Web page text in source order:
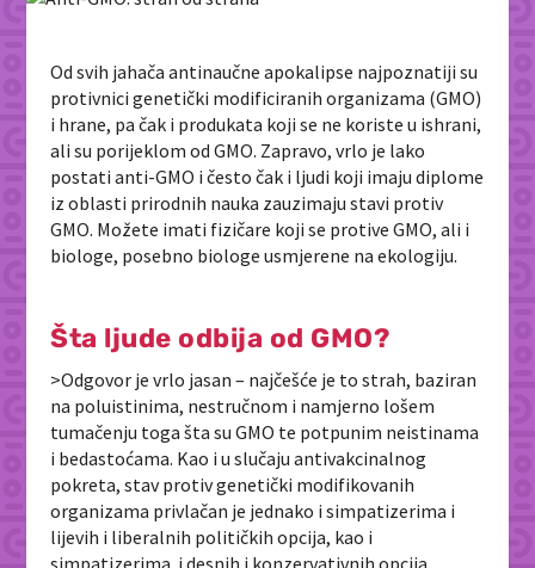
Od svih jahača antinaučne apokalipse najpoznatiji su
protivnici genetički modificiranih organizama (GMO)
i hrane, pa čak i produkata koji se ne koriste u ishrani,
ali su porijeklom od GMO. Zapravo, vrlo je lako
postati anti-GMO i često čak i ljudi koji imaju diplome
iz oblasti prirodnih nauka zauzimaju stavi protiv
GMO. Možete imati fizičare koji se protive GMO, ali i
biologe, posebno biologe usmjerene na ekologiju.
Šta ljude odbija od GMO?
>Odgovor je vrlo jasan – najčešće je to strah, baziran
na poluistinima, nestručnom i namjerno lošem
tumačenju toga šta su GMO te potpunim neistinama
i bedastoćama. Kao i u slučaju antivakcinalnog
pokreta, stav protiv genetički modifikovanih
organizama privlačan je jednako i simpatizerima i
lijevih i liberalnih političkih opcija, kao i
simpatizerima i desnih i konzervativnih opcija.